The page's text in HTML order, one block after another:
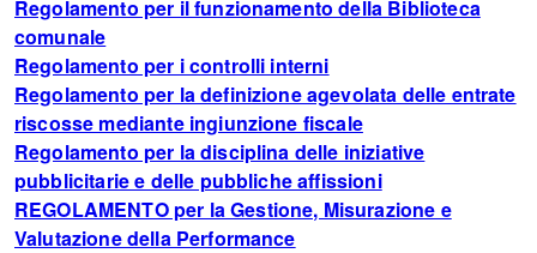
Regolamento per il funzionamento della Biblioteca
comunale
Regolamento per i controlli interni
Regolamento per la definizione agevolata delle entrate
riscosse mediante ingiunzione fiscale
Regolamento per la disciplina delle iniziative
pubblicitarie e delle pubbliche affissioni
REGOLAMENTO per la Gestione, Misurazione e
Valutazione della Performance